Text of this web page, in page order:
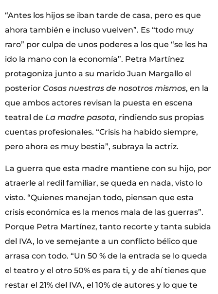
“Antes los hijos se iban tarde de casa, pero es que
ahora también e incluso vuelven”. Es “todo muy
raro” por culpa de unos poderes a los que “se les ha
ido la mano con la economía”. Petra Martínez
protagoniza junto a su marido Juan Margallo el
posterior Cosas nuestras de nosotros mismos, en la
que ambos actores revisan la puesta en escena
teatral de La madre pasota, rindiendo sus propias
cuentas profesionales. “Crisis ha habido siempre,
pero ahora es muy bestia”, subraya la actriz.
La guerra que esta madre mantiene con su hijo, por
atraerle al redil familiar, se queda en nada, visto lo
visto. “Quienes manejan todo, piensan que esta
crisis económica es la menos mala de las guerras”.
Porque Petra Martínez, tanto recorte y tanta subida
del IVA, lo ve semejante a un conflicto bélico que
arrasa con todo. “Un 50 % de la entrada se lo queda
el teatro y el otro 50% es para ti, y de ahí tienes que
restar el 21% del IVA, el 10% de autores y lo que te